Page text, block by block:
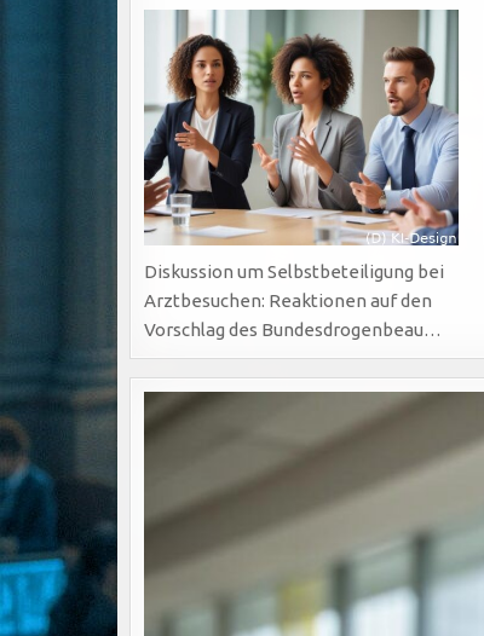
Diskussion um Selbstbeteiligung bei
Arztbesuchen: Reaktionen auf den
Vorschlag des Bundesdrogenbeau…